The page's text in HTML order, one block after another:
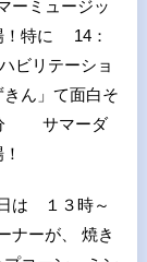
ーミュージッ
特に 14：
ビリテーショ
ん」て面白そ
分 サマーダ
は １３時～
ーが、 焼き